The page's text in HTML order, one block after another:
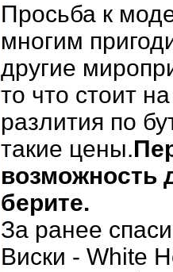
Просьба к
многим
другие
то что стоит
разлития по
такие цены.
возможность
берите.
За ранее
Виски - White